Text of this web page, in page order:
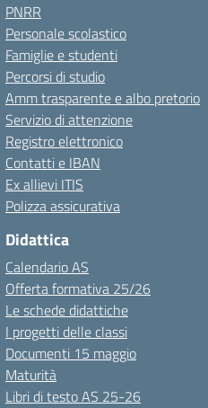
PNRR
Personale scolastico
Famiglie e studenti
Percorsi di studio
Amm trasparente e albo pretorio
Servizio di attenzione
Registro elettronico
Contatti e IBAN
Ex allievi ITIS
Polizza assicurativa
Didattica
Calendario AS
Offerta formativa 25/26
Le schede didattiche
I progetti delle classi
Documenti 15 maggio
Maturità
Libri di testo AS 25-26